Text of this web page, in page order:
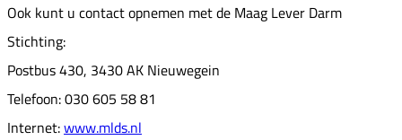
Ook kunt u contact opnemen met de Maag Lever Darm
Stichting:
Postbus 430, 3430 AK Nieuwegein
Telefoon: 030 605 58 81
Internet:www.mlds.nl